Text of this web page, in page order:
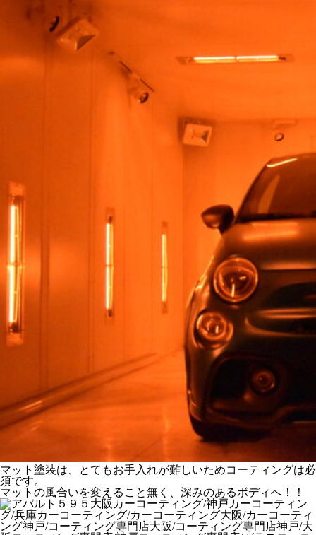
マット塗装は、とてもお手入れが難しいためコーティングは必
須です。
マットの風合いを変えること無く、深みのあるボディへ！！